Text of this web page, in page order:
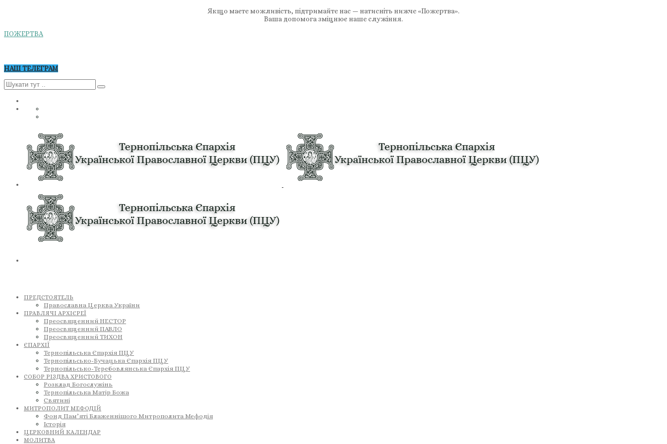
Якщо маєте можливість, підтримайте нас — натисніть нижче «Пожертва».
Ваша допомога зміцнює наше служіння.
ПОЖЕРТВА
НАШ ТЕЛЕГРАМ
ПРЕДСТОЯТЕЛЬ
Православна Церква України
ПРАВЛЯЧІ АРХІЄРЕЇ
Преосвященний НЕСТОР
Преосвященний ПАВЛО
Преосвященний ТИХОН
ЄПАРХІЇ
Тернопільська Єпархія ПЦУ
Тернопільсько-Бучацька Єпархія ПЦУ
Тернопільсько-Теребовлянська Єпархія ПЦУ
СОБОР РІЗДВА ХРИСТОВОГО
Розклад Богослужінь
Тернопільська Матір Божа
Святині
МИТРОПОЛИТ МЕФОДІЙ
Фонд Пам’яті Блаженнішого Митрополита Мефодія
Історія
ЦЕРКОВНИЙ КАЛЕНДАР
МОЛИТВА